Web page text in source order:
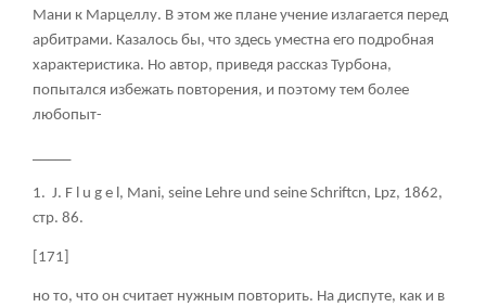
Мани к Марцеллу. В этом же плане учение излагается перед
арбитрами. Казалось бы, что здесь уместна его подробная
характеристика. Но автор, приведя рассказ Турбона,
попытался избежать повторения, и поэтому тем более
любопыт-
1. J. F l u g е l, Mani, seine Lehre und seine Schriftcn, Lpz, 1862,
стр. 86.
[171]
но то, что он считает нужным повторить. На диспуте, как и в